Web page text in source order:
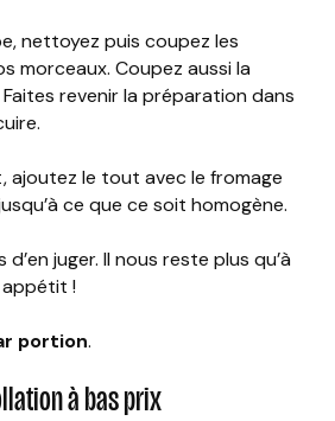
nettoyez puis coupez les
morceaux. Coupez aussi la
revenir la préparation dans
ajoutez le tout avec le fromage
ce que ce soit homogène.
d’en juger. Il nous reste plus qu’à
!
portion.
à bas prix